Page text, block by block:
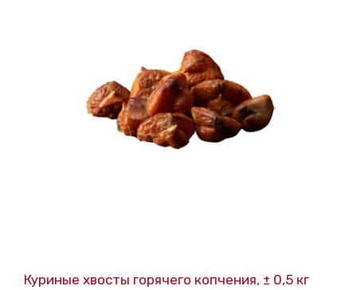
Куриные хвосты горячего копчения, ± 0,5 кг